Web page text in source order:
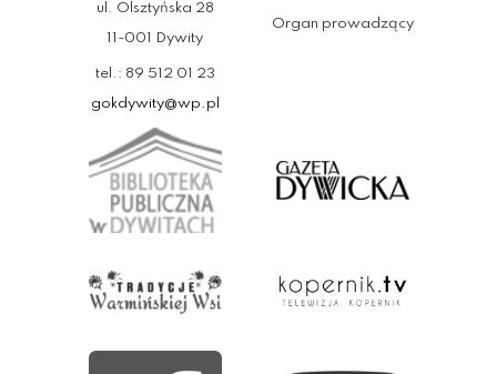
ul. Olsztyńska 28
11-001 Dywity
tel.: 89 512 01 23
gokdywity@wp.pl
Organ prowadzący